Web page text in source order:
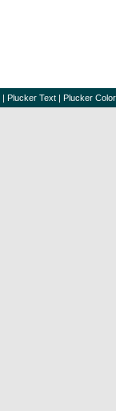
| Plucker Text | Plucker Color